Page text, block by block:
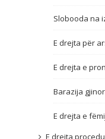
Slobooda na
E drejta për
E drejta e
Barazija
E drejta e
E drejta